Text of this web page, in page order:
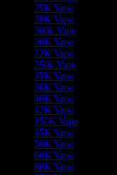
25K Vape
28K Vape
300k Vape
30K Vape
32K Vape
350k Vape
35K Vape
36K Vape
40K Vape
42K Vape
450K Vape
45K Vape
50K Vape
60K Vape
80K Vape